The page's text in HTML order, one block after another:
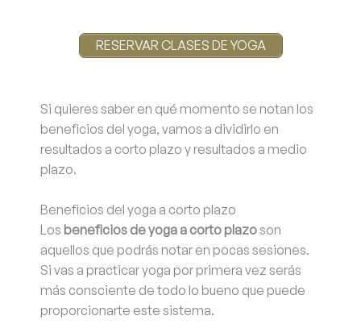
RESERVAR CLASES DE YOGA
Si quieres saber en qué momento se notan los
beneficios del yoga, vamos a dividirlo en
resultados a corto plazo y resultados a medio
plazo.
Beneficios del yoga a corto plazo
Los beneficios de yoga a corto plazoson
aquellos que podrás notar en pocas sesiones.
Si vas a practicar yoga por primera vez serás
más consciente de todo lo bueno que puede
proporcionarte este sistema.